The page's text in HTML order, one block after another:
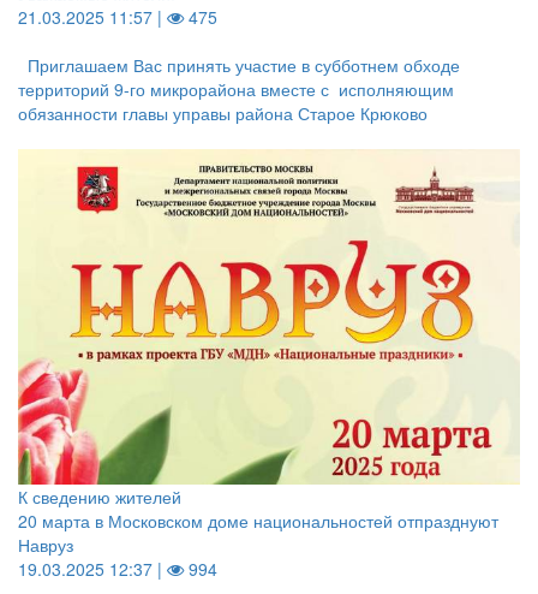
21.03.2025 11:57 |
475
Приглашаем Вас принять участие в субботнем обходе
территорий 9-го микрорайона вместе с исполняющим
обязанности главы управы района Старое Крюково
К сведению жителей
20 марта в Московском доме национальностей отпразднуют
Навруз
19.03.2025 12:37 |
994